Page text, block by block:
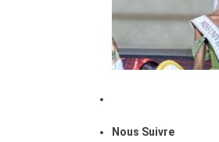
Nous Suivre